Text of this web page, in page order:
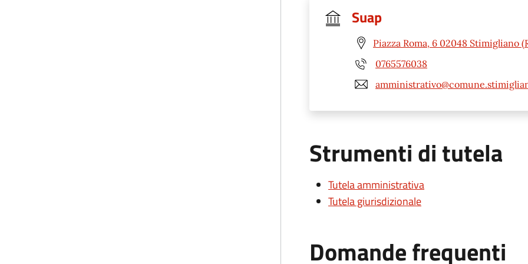
Suap
Piazza Roma, 6 02048 Stimigliano
0765576038
Strumenti di tutela
Tutela amministrativa
Tutela giurisdizionale
Domande frequenti